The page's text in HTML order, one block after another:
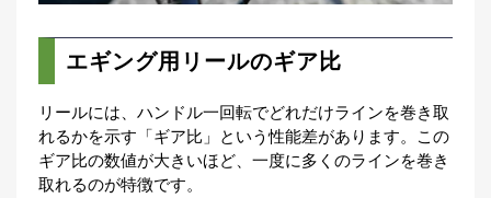
エギング用リールのギア比
リールには、ハンドル一回転でどれだけラインを巻き取
れるかを示す「ギア比」という性能差があります。この
ギア比の数値が大きいほど、一度に多くのラインを巻き
取れるのが特徴です。